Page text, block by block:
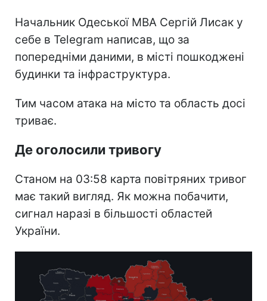
Начальник Одеської МВА Сергій Лисак у
себе в Telegram написав, що за
попередніми даними, в місті пошкоджені
будинки та інфраструктура.
Тим часом атака на місто та область досі
триває.
Де оголосили тривогу
Станом на 03:58 карта повітряних тривог
має такий вигляд. Як можна побачити,
сигнал наразі в більшості областей
України.